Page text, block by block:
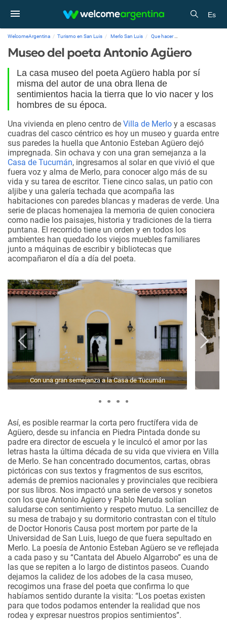
Es
WelcomeArgentina Turismo en San Luis Merlo San Luis Que hacer
Museo del poeta Antonio Agüero
La casa museo del poeta Agüero habla por sí
misma del autor de una obra llena de
sentimientos hacia la tierra que lo vio nacer y los
hombres de su época.
Una vivienda en pleno centro de Villa de Merlo y a escasas
cuadras del casco céntrico es hoy un museo y guarda entre
sus paredes la huella que Antonio Esteban Agüero dejó
impregnada. Sin ochava y con una gran semejanza a la
Casa de Tucumán, ingresamos al solar en que vivió el que
fuera voz y alma de Merlo, para conocer algo más de su
vida y su tarea de escritor. Tiene cinco salas, un patio con
aljibe y una galería techada que acompaña las
habitaciones con paredes blancas y maderas de verde. Una
serie de placas homenajea la memoria de quien conociera
como nadie los paisajes, historia y tradiciones de la tierra
puntana. El recorrido tiene un orden y en todos los
ambientes han quedado los viejos muebles familiares
junto a máquinas de escribir y bibliotecas que
acompañaron el día a día del poeta.
Con una gran semejanza a la Casa de Tucumán
Así, es posible rearmar la corta pero fructífera vida de
Agüero, desde su infancia en Piedra Pintada donde su
padre era director de escuela y le inculcó el amor por las
letras hasta la última década de su vida que viviera en Villa
de Merlo. Se han concentrado documentos, cartas, obras
pictóricas con sus textos y fragmentos de sus escritos,
además de premios nacionales y provinciales que recibiera
por sus libros. Nos impactó una serie de versos y sonetos
con los que Antonio Agüero y Pablo Neruda solían
saludarse con sentimiento y respeto mutuo. La sencillez de
su mesa de trabajo y su dormitorio contrastan con el título
de Doctor Honoris Causa post mortem por parte de la
Universidad de San Luis, luego de que fuera sepultado en
Merlo. La poesía de Antonio Esteban Agüero se ve reflejada
a cada paso y su “Cantata del Abuelo Algarrobo” es una de
las que se repiten a lo largo de distintos paseos. Cuando
dejamos la calidez de los adobes de la casa museo,
recogimos una frase del poeta que confirma lo que
habíamos sentido durante la visita: “Los poetas existen
para que todos podamos entender la realidad que nos
rodea y expresar nuestros propios sentimientos”.